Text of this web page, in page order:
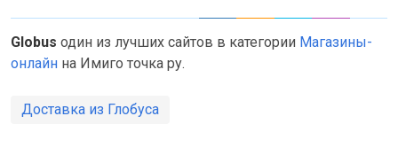
Globus один из лучших сайтов в категории Магазины-
онлайн на Имиго точка ру.
Доставка из Глобуса